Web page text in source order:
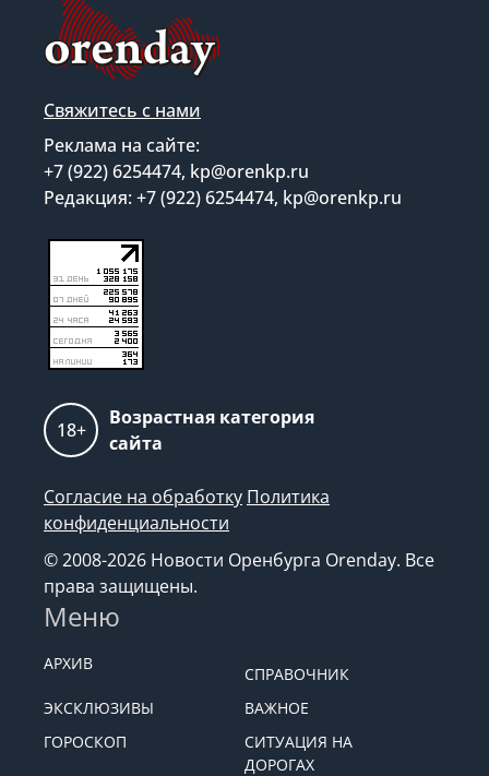
Свяжитесь с нами
Реклама на сайте:
+7 (922) 6254474, kp@orenkp.ru
Редакция: +7 (922) 6254474, kp@orenkp.ru
18+
Возрастная категория
сайта
Согласие на обработку Политика
конфиденциальности
© 2008-2026 Новости Оренбурга Orenday. Все
права защищены.
Меню
АРХИВ
СПРАВОЧНИК
ЭКСКЛЮЗИВЫ
ВАЖНОЕ
ГОРОСКОП
СИТУАЦИЯ НА
ДОРОГАХ